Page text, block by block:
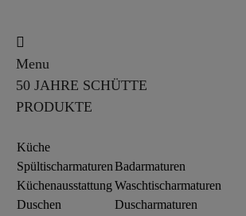
Menu
50 JAHRE SCHÜTTE
PRODUKTE
Küche
Spültischarmaturen
Küchenausstattung
Duschen
Badarmaturen
Waschtischarmaturen
Duscharmaturen